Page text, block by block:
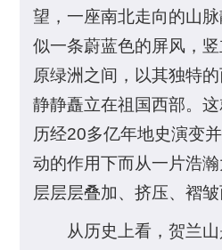
望，一座南北走向的山脉
似一条蔚蓝色的屏风，
原绿洲之间，以其独特
静静矗立在祖国西部。
历经20多亿年地史演变
动的作用下而从一片浩
层层层叠加、挤压、褶皱
从历史上看，贺兰